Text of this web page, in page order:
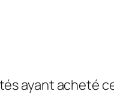
ayant acheté